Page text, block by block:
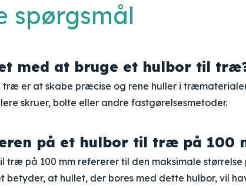
spørgsmål
med at bruge et hulbor til
træ er at skabe præcise og rene huller i
skruer, bolte eller andre fastgørelsesmetoder.
på et hulbor til træ på 100
træ på 100 mm refererer til den maksimale størrelse
betyder, at hullet, der bores med dette hulbor, vil